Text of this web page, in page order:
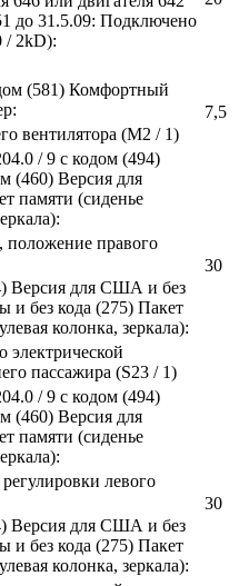
до 31.5.09: Подключено
/ 2kD):
(581) Комфортный
7,5
вентилятора (M2 / 1)
/ 9 с кодом (494)
(460) Версия для
памяти (сиденье
30
правого
Версия для США и без
и без кода (275) Пакет
колонка, зеркала):
пассажира (S23 / 1)
/ 9 с кодом (494)
(460) Версия для
памяти (сиденье
30
левого
Версия для США и без
и без кода (275) Пакет
колонка, зеркала):